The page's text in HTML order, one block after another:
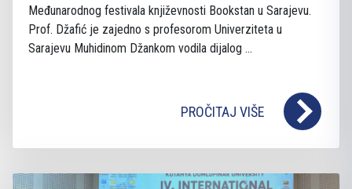
Međunarodnog festivala književnosti Bookstan u Sarajevu.
Prof. Džafić je zajedno s profesorom Univerziteta u
Sarajevu Muhidinom Džankom vodila dijalog ...
PROČITAJ VIŠE